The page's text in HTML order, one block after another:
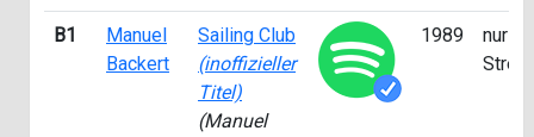
B1
Manuel
Backert
Sailing Club
(inoffizieller
Titel)
(Manuel
1989
nur für